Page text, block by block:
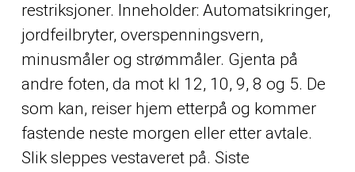
restriksjoner. Inneholder: Automatsikringer,
jordfeilbryter, overspenningsvern,
minusmåler og strømmåler. Gjenta på
andre foten, da mot kl 12, 10, 9, 8 og 5. De
som kan, reiser hjem etterpå og kommer
fastende neste morgen eller etter avtale.
Slik sleppes vestaveret på. Siste